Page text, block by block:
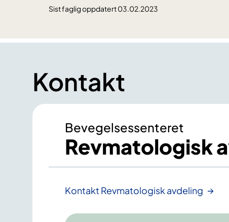
Sist faglig oppdatert 03.02.2023
Kontakt
Bevegelsessenteret
Revmatologisk
Kontakt Revmatologisk avdeling